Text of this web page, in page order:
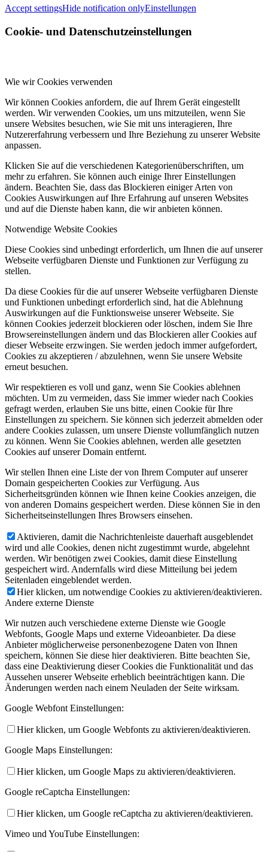
Accept settingsHide notification onlyEinstellungen
Cookie- und Datenschutzeinstellungen
Wie wir Cookies verwenden
Wir können Cookies anfordern, die auf Ihrem Gerät eingestellt
werden. Wir verwenden Cookies, um uns mitzuteilen, wenn Sie
unsere Websites besuchen, wie Sie mit uns interagieren, Ihre
Nutzererfahrung verbessern und Ihre Beziehung zu unserer Website
anpassen.
Klicken Sie auf die verschiedenen Kategorienüberschriften, um
mehr zu erfahren. Sie können auch einige Ihrer Einstellungen
ändern. Beachten Sie, dass das Blockieren einiger Arten von
Cookies Auswirkungen auf Ihre Erfahrung auf unseren Websites
und auf die Dienste haben kann, die wir anbieten können.
Notwendige Website Cookies
Diese Cookies sind unbedingt erforderlich, um Ihnen die auf unserer
Webseite verfügbaren Dienste und Funktionen zur Verfügung zu
stellen.
Da diese Cookies für die auf unserer Webseite verfügbaren Dienste
und Funktionen unbedingt erforderlich sind, hat die Ablehnung
Auswirkungen auf die Funktionsweise unserer Webseite. Sie
können Cookies jederzeit blockieren oder löschen, indem Sie Ihre
Browsereinstellungen ändern und das Blockieren aller Cookies auf
dieser Webseite erzwingen. Sie werden jedoch immer aufgefordert,
Cookies zu akzeptieren / abzulehnen, wenn Sie unsere Website
erneut besuchen.
Wir respektieren es voll und ganz, wenn Sie Cookies ablehnen
möchten. Um zu vermeiden, dass Sie immer wieder nach Cookies
gefragt werden, erlauben Sie uns bitte, einen Cookie für Ihre
Einstellungen zu speichern. Sie können sich jederzeit abmelden oder
andere Cookies zulassen, um unsere Dienste vollumfänglich nutzen
zu können. Wenn Sie Cookies ablehnen, werden alle gesetzten
Cookies auf unserer Domain entfernt.
Wir stellen Ihnen eine Liste der von Ihrem Computer auf unserer
Domain gespeicherten Cookies zur Verfügung. Aus
Sicherheitsgründen können wie Ihnen keine Cookies anzeigen, die
von anderen Domains gespeichert werden. Diese können Sie in den
Sicherheitseinstellungen Ihres Browsers einsehen.
Aktivieren, damit die Nachrichtenleiste dauerhaft ausgeblendet
wird und alle Cookies, denen nicht zugestimmt wurde, abgelehnt
werden. Wir benötigen zwei Cookies, damit diese Einstellung
gespeichert wird. Andernfalls wird diese Mitteilung bei jedem
Seitenladen eingeblendet werden.
Hier klicken, um notwendige Cookies zu aktivieren/deaktivieren.
Andere externe Dienste
Wir nutzen auch verschiedene externe Dienste wie Google
Webfonts, Google Maps und externe Videoanbieter. Da diese
Anbieter möglicherweise personenbezogene Daten von Ihnen
speichern, können Sie diese hier deaktivieren. Bitte beachten Sie,
dass eine Deaktivierung dieser Cookies die Funktionalität und das
Aussehen unserer Webseite erheblich beeinträchtigen kann. Die
Änderungen werden nach einem Neuladen der Seite wirksam.
Google Webfont Einstellungen:
Hier klicken, um Google Webfonts zu aktivieren/deaktivieren.
Google Maps Einstellungen:
Hier klicken, um Google Maps zu aktivieren/deaktivieren.
Google reCaptcha Einstellungen:
Hier klicken, um Google reCaptcha zu aktivieren/deaktivieren.
Vimeo und YouTube Einstellungen: